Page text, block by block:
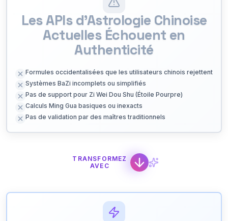
Les APIs d'Astrologie Chinoise
Actuelles Échouent en
Authenticité
Formules occidentalisées que les utilisateurs chinois rejettent
Systèmes BaZi incomplets ou simplifiés
Pas de support pour Zi Wei Dou Shu (Étoile Pourpre)
Calculs Ming Gua basiques ou inexacts
Pas de validation par des maîtres traditionnels
TRANSFORMEZ
AVEC